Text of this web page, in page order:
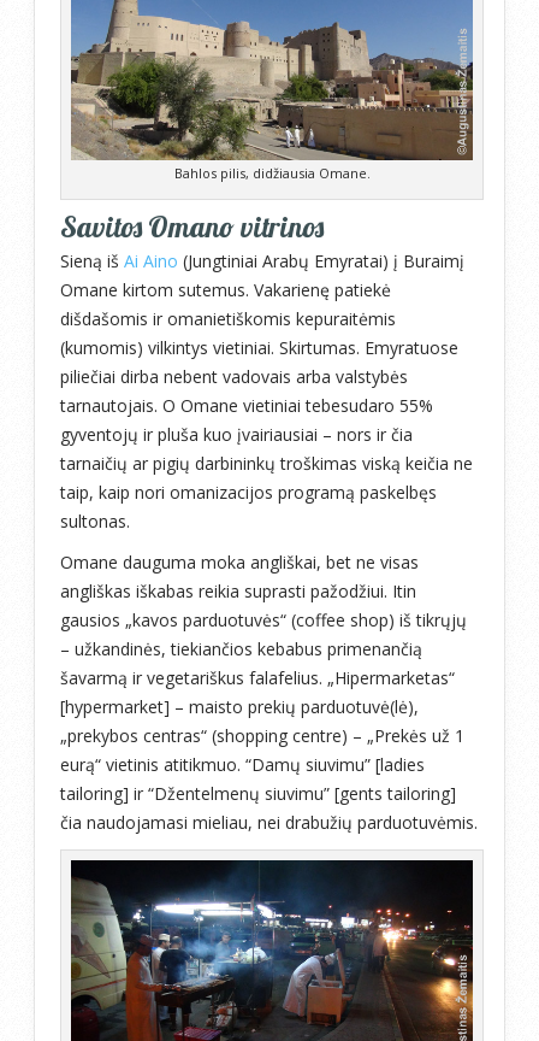
Bahlos pilis, didžiausia Omane.
Savitos Omano vitrinos
Sieną iš Ai Aino (Jungtiniai Arabų Emyratai) į Buraimį
Omane kirtom sutemus. Vakarienę patiekė
dišdašomis ir omanietiškomis kepuraitėmis
(kumomis) vilkintys vietiniai. Skirtumas. Emyratuose
piliečiai dirba nebent vadovais arba valstybės
tarnautojais. O Omane vietiniai tebesudaro 55%
gyventojų ir pluša kuo įvairiausiai – nors ir čia
tarnaičių ar pigių darbininkų troškimas viską keičia ne
taip, kaip nori omanizacijos programą paskelbęs
sultonas.
Omane dauguma moka angliškai, bet ne visas
angliškas iškabas reikia suprasti pažodžiui. Itin
gausios „kavos parduotuvės“ (coffee shop) iš tikrųjų
– užkandinės, tiekiančios kebabus primenančią
šavarmą ir vegetariškus falafelius. „Hipermarketas“
[hypermarket] – maisto prekių parduotuvė(lė),
„prekybos centras“ (shopping centre) – „Prekės už 1
eurą“ vietinis atitikmuo. “Damų siuvimu” [ladies
tailoring] ir “Džentelmenų siuvimu” [gents tailoring]
čia naudojamasi mieliau, nei drabužių parduotuvėmis.